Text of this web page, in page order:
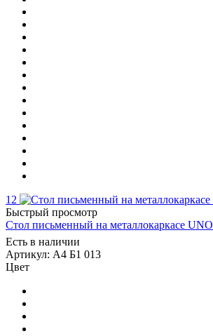
12
Быстрый просмотр
Стол письменный на металлокаркасе UNO
Есть в наличии
Артикул: А4 Б1 013
Цвет